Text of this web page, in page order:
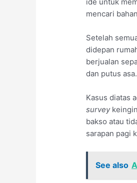
mencari
Setelah
didepan
berjualan
dan putus asa.
Kasus diatas
survey
bakso atau
sarapan pagi
See also